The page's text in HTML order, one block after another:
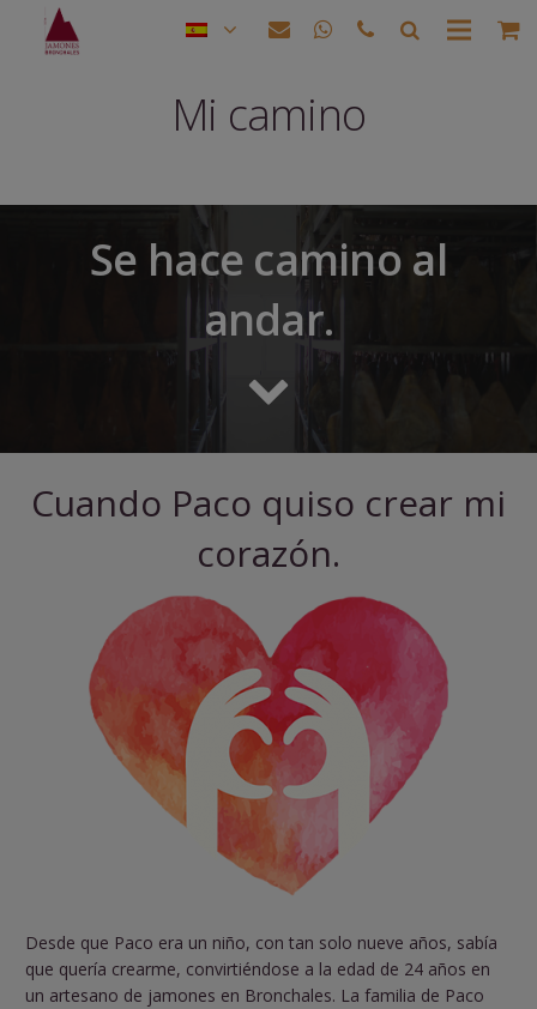
Mi camino
Se hace camino al
andar.
Cuando Paco quiso crear mi
corazón.
Desde que Paco era un niño, con tan solo nueve años, sabía
que quería crearme, convirtiéndose a la edad de 24 años en
un artesano de jamones en Bronchales. La familia de Paco